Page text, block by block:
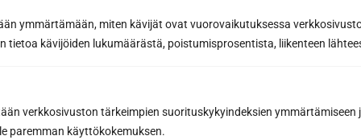
ymmärtämään, miten kävijät ovat vuorovaikutuksessa
tietoa kävijöiden lukumäärästä, poistumisprosentista, liikenteen
verkkosivuston tärkeimpien suorituskykyindeksien ymmärtämiseen
paremman käyttökokemuksen.
Kuormaajantie 40, 40320 Jyväskylä, Finland
info@sunsauna.fi